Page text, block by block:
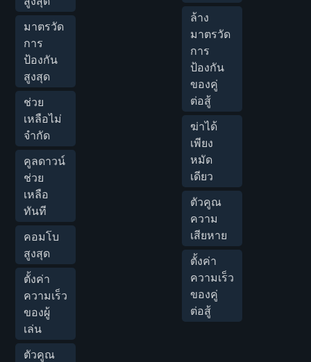
มาตรวัด
การ
ป้องกัน
สูงสุด
ช่วย
เหลือไม่
จำกัด
คูลดาวน์
ช่วย
เหลือ
ทันที
คอมโบ
สูงสุด
ตั้งค่า
ความเร็ว
ของผู้
เล่น
ตัวคูณ
ล้าง
มาตรวัด
การ
ป้องกัน
ของคู่
ต่อสู้
ฆ่าได้
เพียง
หมัด
เดียว
ตัวคูณ
ความ
เสียหาย
ตั้งค่า
ความเร็ว
ของคู่
ต่อสู้